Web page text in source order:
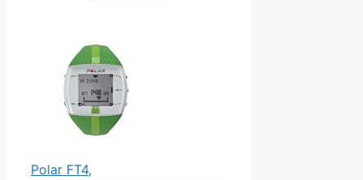
Polar FT4,